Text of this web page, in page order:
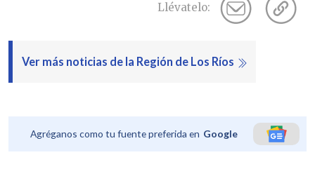
Llévatelo:
Ver más noticias de la Región de Los Ríos
Agréganos como tu fuente preferida en Google